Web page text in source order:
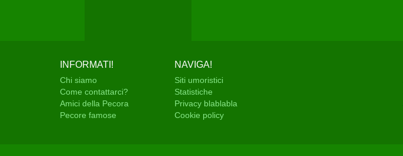
INFORMATI!
Chi siamo
Come contattarci?
Amici della Pecora
Pecore famose
NAVIGA!
Siti umoristici
Statistiche
Privacy blablabla
Cookie policy